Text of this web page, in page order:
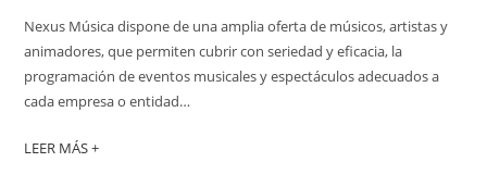
Nexus Música dispone de una amplia oferta de músicos, artistas y
animadores, que permiten cubrir con seriedad y eficacia, la
programación de eventos musicales y espectáculos adecuados a
cada empresa o entidad…
LEER MÁS +